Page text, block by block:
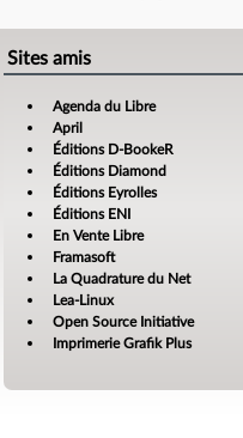
Sites amis
Agenda du Libre
April
Éditions D-BookeR
Éditions Diamond
Éditions Eyrolles
Éditions ENI
En Vente Libre
Framasoft
La Quadrature du Net
Lea-Linux
Open Source Initiative
Imprimerie Grafik Plus